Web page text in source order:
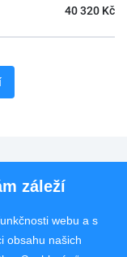
40 320 Kč
záleží
webu a s
obsahu našich